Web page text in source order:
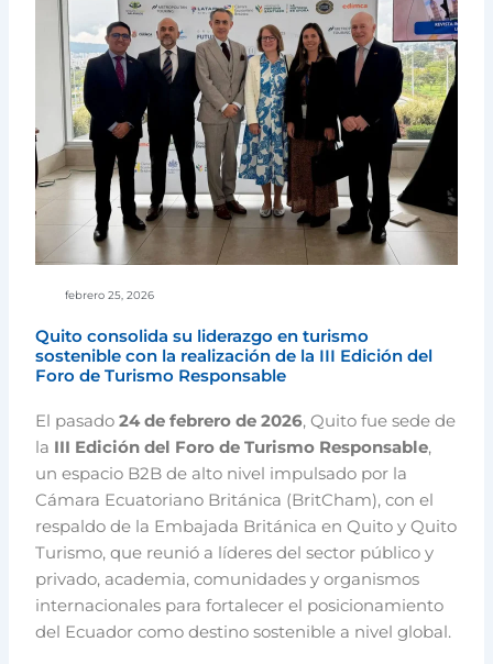
febrero 25, 2026
Quito consolida su liderazgo en turismo
sostenible con la realización de la III Edición del
Foro de Turismo Responsable
El pasado24 de febrero de 2026, Quito fue sede de
la III Edición del Foro de Turismo Responsable,
un espacio B2B de alto nivel impulsado por la
Cámara Ecuatoriano Británica (BritCham), con el
respaldo de la Embajada Británica en Quito y Quito
Turismo, que reunió a líderes del sector público y
privado, academia, comunidades y organismos
internacionales para fortalecer el posicionamiento
del Ecuador como destino sostenible a nivel global.